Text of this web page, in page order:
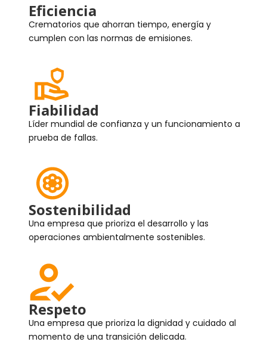
Eficiencia
Crematorios que ahorran tiempo, energía y
cumplen con las normas de emisiones.
Fiabilidad
Líder mundial de confianza y un funcionamiento a
prueba de fallas.
Sostenibilidad
Una empresa que prioriza el desarrollo y las
operaciones ambientalmente sostenibles.
Respeto
Una empresa que prioriza la dignidad y cuidado al
momento de una transición delicada.